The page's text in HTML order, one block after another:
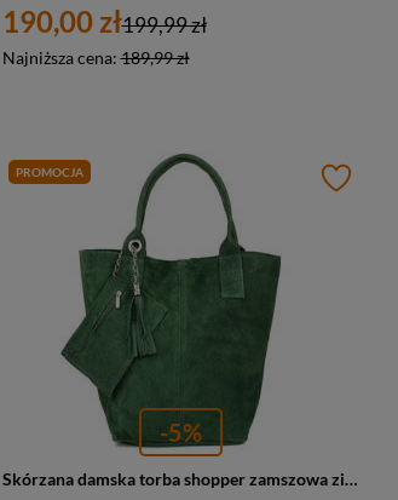
190,00 zł
Najniższa cena:189,99 zł
199,99 zł
PROMOCJA
-5%
Skórzana damska torba shopper zamszowa zielona Vera Pelle T49